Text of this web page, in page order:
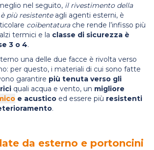
nel seguito, il rivestimento della
è più resistenteagli agenti esterni, è
coibentaturache rende l’infisso più
termici e la classe di sicurezza è
3 o 4.
una delle due facce è rivolta verso
per questo, i materiali di cui sono fatte
garantire più tenuta verso gli
quali acqua e vento, un migliore
e acustico ed essere più resistenti
.
da esterno e portoncini